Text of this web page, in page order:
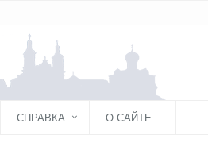
СПРАВКА О САЙТЕ